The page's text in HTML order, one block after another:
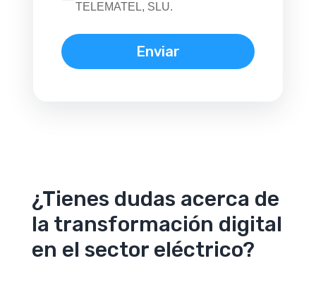
TELEMATEL, SLU.
¿Tienes dudas acerca de
la transformación digital
en el sector eléctrico?